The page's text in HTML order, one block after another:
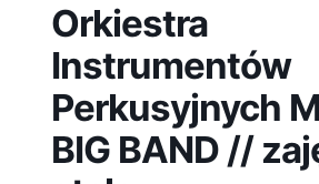
Orkiestra
Instrumentów
Perkusyjnych
BIG BAND //